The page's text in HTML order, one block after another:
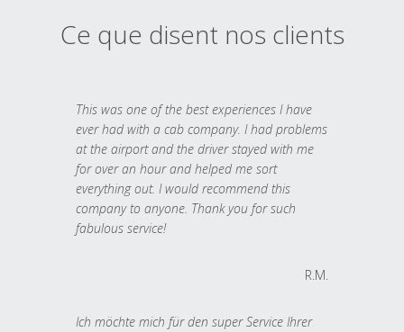
Ce que disent nos clients
This was one of the best experiences I have
ever had with a cab company. I had problems
at the airport and the driver stayed with me
for over an hour and helped me sort
everything out. I would recommend this
company to anyone. Thank you for such
fabulous service!
R.M.
Ich möchte mich für den super Service Ihrer